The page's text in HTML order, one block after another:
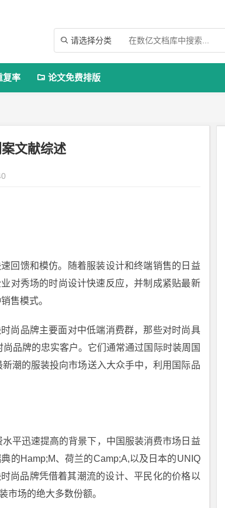
 请选择分类
复率  论文免费排版
文献综述
回馈和模仿。随着服装设计和终端销售的日益
对秀场的时尚设计快速反应，并制成紧贴最新
售模式。
尚品牌主要面对中低端消费群，那些对时尚具
品牌的忠实客户。它们通常通过国际时装周国
潮的服装投向市场送入大众手中，利用国际品
平迅速提高的背景下，中国服装消费市场日益
的Hamp;M、荷兰的Camp;A,以及日本的UNIQ
尚品牌凭借着其潮流的设计、平民化的价格以
市场的绝大多数份额。